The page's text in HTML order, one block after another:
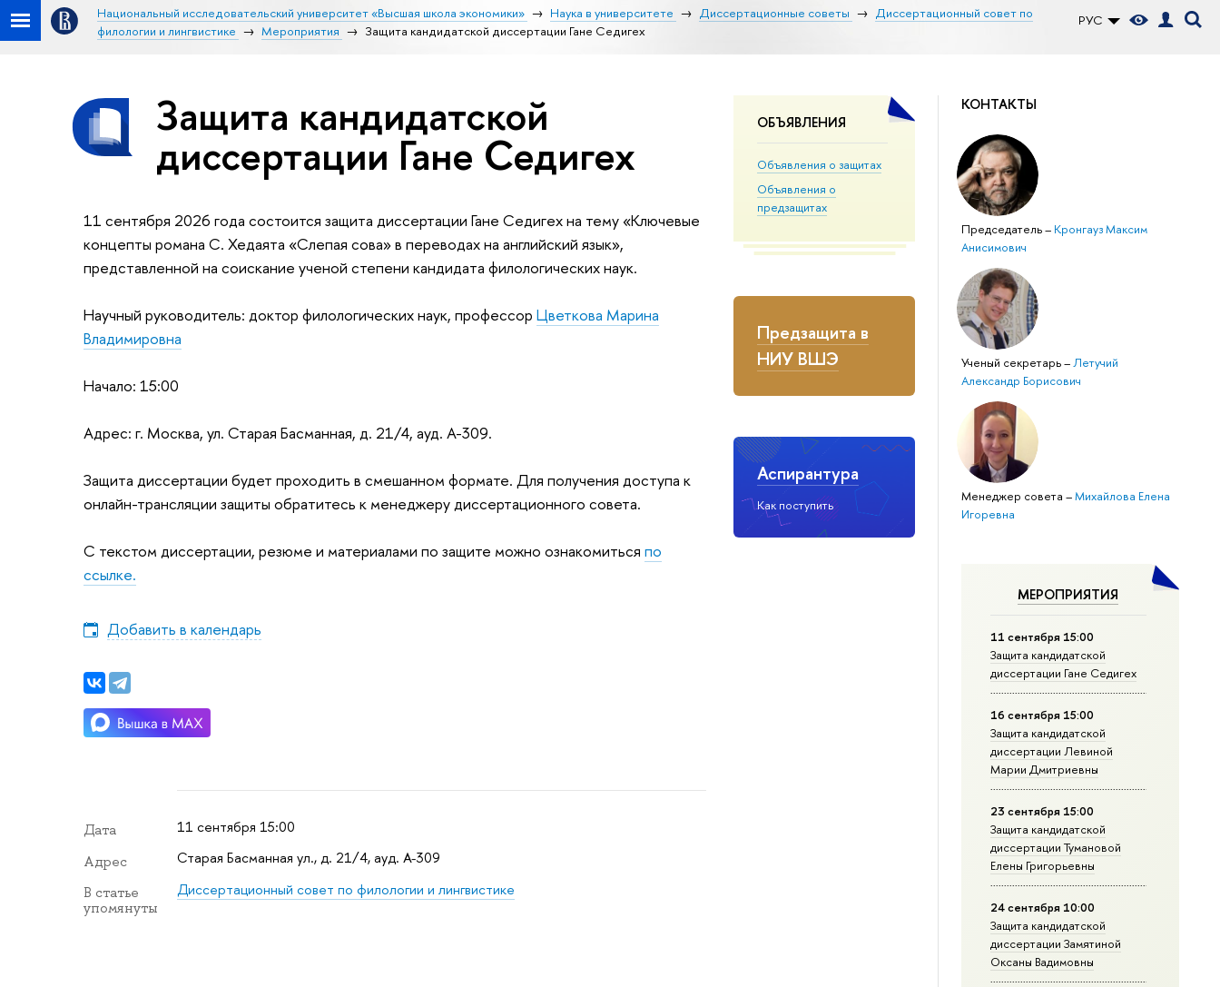
РУС
Национальный исследовательский университет «Высшая школа экономики» Наука в университете Диссертационные советы
Диссертационный совет по
филологии и лингвистике
Мероприятия Защита кандидатской диссертации Гане Седигех
ОБЪЯВЛЕНИЯ
Объявления о защитах
Объявления о
предзащитах
Предзащита в
НИУ ВШЭ
Аспирантура
Как поступить
КОНТАКТЫ
Председатель– Кронгауз Максим
Анисимович
Ученый секретарь–Летучий
Александр Борисович
Менеджер совета–Михайлова Елена
Игоревна
МЕРОПРИЯТИЯ
11 сентября 15:00
Защита кандидатской
диссертации Гане Седигех
16 сентября 15:00
Защита кандидатской
диссертации Левиной
Марии Дмитриевны
23 сентября 15:00
Защита кандидатской
диссертации Тумановой
Елены Григорьевны
24 сентября 10:00
Защита кандидатской
диссертации Замятиной
Оксаны Вадимовны
Защита кандидатской
диссертации Гане Седигех
11 сентября 2026 года состоится защита диссертации Гане Седигех на тему «Ключевые
концепты романа С. Хедаята «Слепая сова» в переводах на английский язык»,
представленной на соискание ученой степени кандидата филологических наук.
Научный руководитель: доктор филологических наук, профессор Цветкова Марина
Владимировна
Начало: 15:00
Адрес: г. Москва, ул. Старая Басманная, д. 21/4, ауд. А-309.
Защита диссертации будет проходить в смешанном формате. Для получения доступа к
онлайн-трансляции защиты обратитесь к менеджеру диссертационного совета.
С текстом диссертации, резюме и материалами по защите можно ознакомиться по
ссылке.
Добавить в календарь
Дата 11 сентября 15:00
Адрес Старая Басманная ул., д. 21/4, ауд. А-309
В статье
упомянуты
Диссертационный совет по филологии и лингвистике